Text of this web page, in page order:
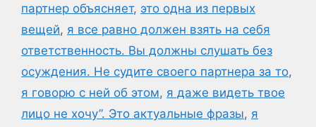
партнер объясняет, это одна из первых
вещей, я все равно должен взять на себя
ответственность. Вы должны слушать без
осуждения. Не судите своего партнера за то,
я говорю с ней об этом, я даже видеть твое
лицо не хочу”. Это актуальные фразы, я